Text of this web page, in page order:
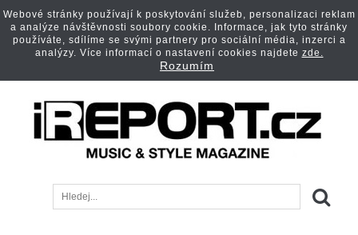
Webové stránky používají k poskytování služeb, personalizaci reklam
a analýze návštěvnosti soubory cookie. Informace, jak tyto stránky
používáte, sdílíme se svými partnery pro sociální média, inzerci a
analýzy. Více informací o nastavení cookies najdete zde.
Rozumím